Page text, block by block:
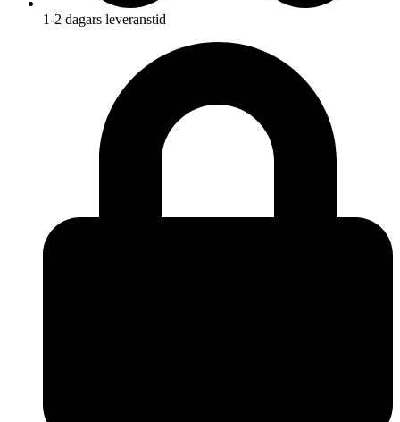
1-2 dagars leveranstid